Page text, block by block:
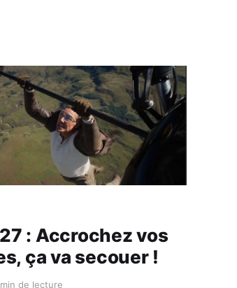
: Accrochez vos
ça va secouer !
de lecture